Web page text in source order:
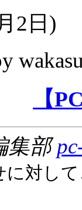
2日 )
【
集部
に対し